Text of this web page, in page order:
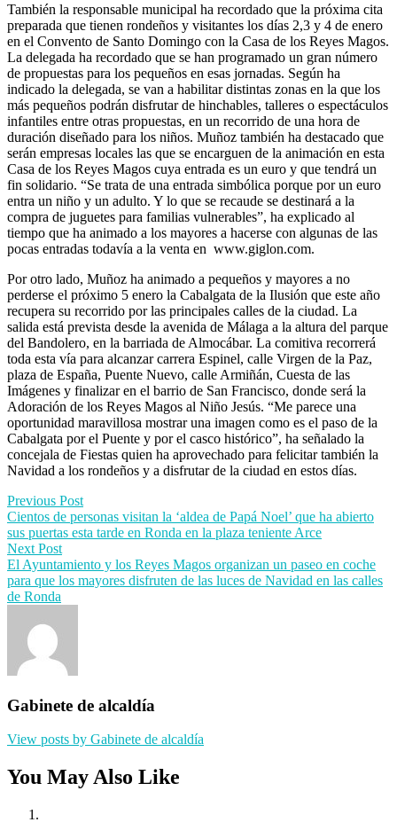
También la responsable municipal ha recordado que la próxima cita
preparada que tienen rondeños y visitantes los días 2,3 y 4 de enero
en el Convento de Santo Domingo con la Casa de los Reyes Magos.
La delegada ha recordado que se han programado un gran número
de propuestas para los pequeños en esas jornadas. Según ha
indicado la delegada, se van a habilitar distintas zonas en la que los
más pequeños podrán disfrutar de hinchables, talleres o espectáculos
infantiles entre otras propuestas, en un recorrido de una hora de
duración diseñado para los niños. Muñoz también ha destacado que
serán empresas locales las que se encarguen de la animación en esta
Casa de los Reyes Magos cuya entrada es un euro y que tendrá un
fin solidario. “Se trata de una entrada simbólica porque por un euro
entra un niño y un adulto. Y lo que se recaude se destinará a la
compra de juguetes para familias vulnerables”, ha explicado al
tiempo que ha animado a los mayores a hacerse con algunas de las
pocas entradas todavía a la venta en www.giglon.com.
Por otro lado, Muñoz ha animado a pequeños y mayores a no
perderse el próximo 5 enero la Cabalgata de la Ilusión que este año
recupera su recorrido por las principales calles de la ciudad. La
salida está prevista desde la avenida de Málaga a la altura del parque
del Bandolero, en la barriada de Almocábar. La comitiva recorrerá
toda esta vía para alcanzar carrera Espinel, calle Virgen de la Paz,
plaza de España, Puente Nuevo, calle Armiñán, Cuesta de las
Imágenes y finalizar en el barrio de San Francisco, donde será la
Adoración de los Reyes Magos al Niño Jesús. “Me parece una
oportunidad maravillosa mostrar una imagen como es el paso de la
Cabalgata por el Puente y por el casco histórico”, ha señalado la
concejala de Fiestas quien ha aprovechado para felicitar también la
Navidad a los rondeños y a disfrutar de la ciudad en estos días.
Post
navigation
Previous Post
Cientos de personas visitan la ‘aldea de Papá Noel’ que ha abierto
sus puertas esta tarde en Ronda en la plaza teniente Arce
Next Post
El Ayuntamiento y los Reyes Magos organizan un paseo en coche
para que los mayores disfruten de las luces de Navidad en las calles
de Ronda
Gabinete de alcaldía
View posts by Gabinete de alcaldía
You May Also Like